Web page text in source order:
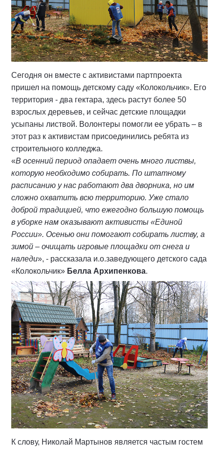
Сегодня он вместе с активистами партпроекта
пришел на помощь детскому саду «Колокольчик». Его
территория - два гектара, здесь растут более 50
взрослых деревьев, и сейчас детские площадки
усыпаны листвой. Волонтеры помогли ее убрать – в
этот раз к активистам присоединились ребята из
строительного колледжа.
«В осенний период опадает очень много листвы,
которую необходимо собирать. По штатному
расписанию у нас работают два дворника, но им
сложно охватить всю территорию. Уже стало
доброй традицией, что ежегодно большую помощь
в уборке нам оказывают активисты «Единой
России». Осенью они помогают собирать листву, а
зимой – очищать игровые площадки от снега и
наледи», - рассказала и.о.заведующего детского сада
«Колокольчик» Белла Архипенкова.
К слову, Николай Мартынов является частым гостем